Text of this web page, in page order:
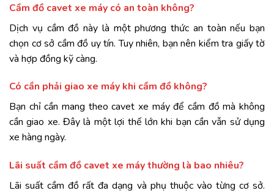
Cầm đồ cavet xe máy có an toàn không?
Dịch vụ cầm đồ này là một phương thức an toàn nếu bạn
chọn cơ sở cầm đồ uy tín. Tuy nhiên, bạn nên kiểm tra giấy tờ
và hợp đồng kỹ càng.
Có cần phải giao xe máy khi cầm đồ không?
Bạn chỉ cần mang theo cavet xe máy để cầm đồ mà không
cần giao xe. Đây là một lợi thế lớn khi bạn cần vẫn sử dụng
xe hàng ngày.
Lãi suất cầm đồ cavet xe máy thường là bao nhiêu?
Lãi suất cầm đồ rất đa dạng và phụ thuộc vào từng cơ sở.